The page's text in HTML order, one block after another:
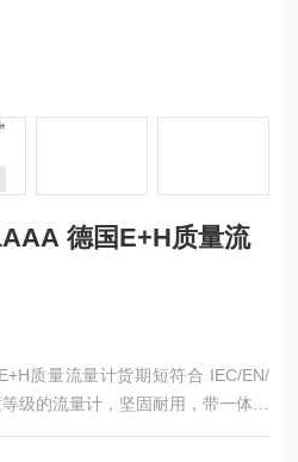
德国E+H质量流
质量流量计货期短符合 IEC/EN/
级的流量计，坚固耐用，带一体式
：不受波动和恶劣环境的影响 • 操